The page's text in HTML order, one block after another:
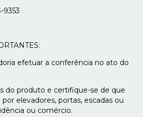
9353
efetuar a conferência no ato do
do produto e certifique-se de que
elevadores, portas, escadas ou
ou comércio.